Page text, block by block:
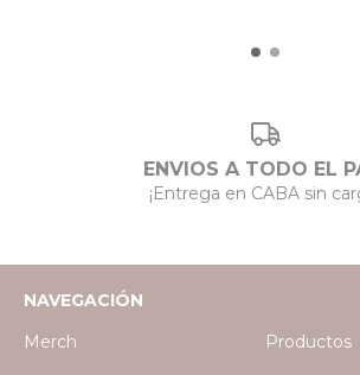
ENVIOS A TODO EL
¡Entrega en CABA sin
NAVEGACIÓN
Merch
Productos